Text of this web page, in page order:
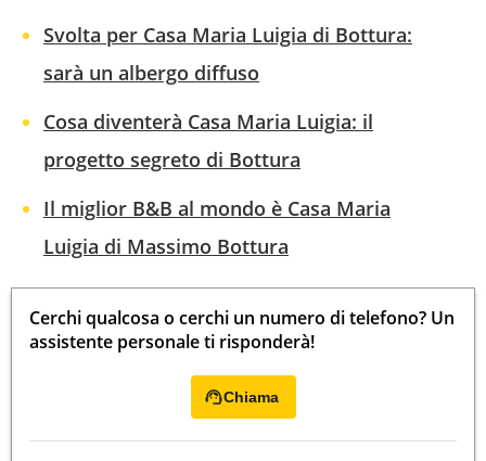
Svolta per Casa Maria Luigia di Bottura:
sarà un albergo diffuso
Cosa diventerà Casa Maria Luigia: il
progetto segreto di Bottura
Il miglior B&B al mondo è Casa Maria
Luigia di Massimo Bottura
Cerchi qualcosa o cerchi un numero di telefono? Un
assistente personale ti risponderà!
Chiama